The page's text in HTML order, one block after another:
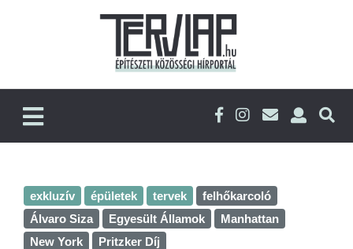
exkluzív épületek tervek
felhőkarcoló
Álvaro Siza
Egyesült Államok
Manhattan
New York
Pritzker Díj